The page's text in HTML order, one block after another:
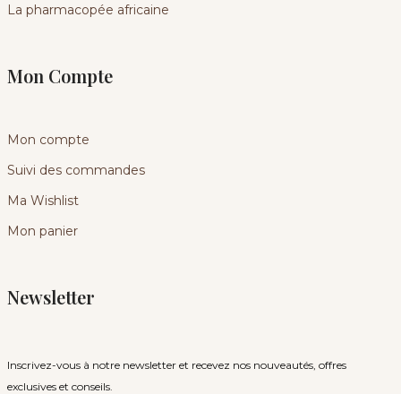
La pharmacopée africaine
Mon Compte
Mon compte
Suivi des commandes
Ma Wishlist
Mon panier
Newsletter
Inscrivez-vous à notre newsletter et recevez nos nouveautés, offres
exclusives et conseils.